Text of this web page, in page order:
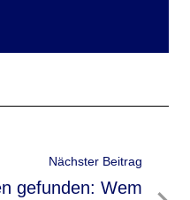
Nächster Beitrag
gefunden: Wem